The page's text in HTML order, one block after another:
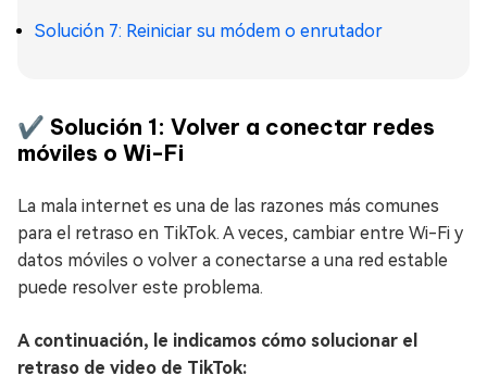
Solución 7: Reiniciar su módem o enrutador
✔️ Solución 1: Volver a conectar redes
móviles o Wi-Fi
La mala internet es una de las razones más comunes
para el retraso en TikTok. A veces, cambiar entre Wi-Fi y
datos móviles o volver a conectarse a una red estable
puede resolver este problema.
A continuación, le indicamos cómo solucionar el
retraso de video de TikTok: